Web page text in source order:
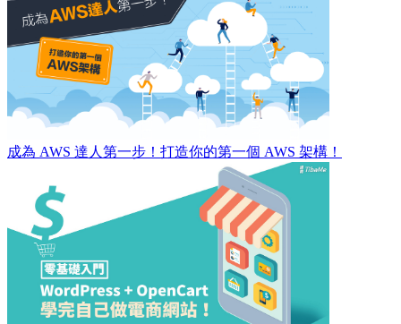
成為 AWS 達人第一步！打造你的第一個 AWS 架構！